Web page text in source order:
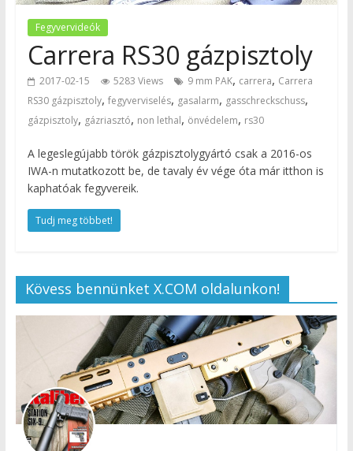
Fegyvervideók
Carrera RS30 gázpisztoly
2017-02-15 5283 Views 9 mm PAK, carrera, Carrera
RS30 gázpisztoly, fegyverviselés, gasalarm, gasschreckschuss,
gázpisztoly, gázriasztó, non lethal, önvédelem, rs30
A legeslegújabb török gázpisztolygyártó csak a 2016-os
IWA-n mutatkozott be, de tavaly év vége óta már itthon is
kaphatóak fegyvereik.
Tudj meg többet!
Kövess bennünket X.COM oldalunkon!